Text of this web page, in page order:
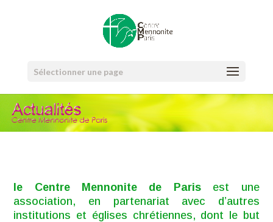
Sélectionner une page
le Centre Mennonite de Parisest une
association, en partenariat avec d’autres
institutions et églises chrétiennes, dont le but